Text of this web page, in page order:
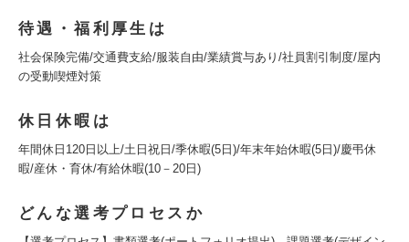
待遇・福利厚生は
社会保険完備/交通費支給/服装自由/業績賞与あり/社員割引制度/屋内
の受動喫煙対策
休日休暇は
年間休日120日以上/土日祝日/季休暇(5日)/年末年始休暇(5日)/慶弔休
暇/産休・育休/有給休暇(10－20日)
どんな選考プロセスか